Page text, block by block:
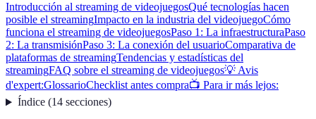
Introducción al streaming de videojuegosQué tecnologías hacen
posible el streamingImpacto en la industria del videojuegoCómo
funciona el streaming de videojuegosPaso 1: La infraestructuraPaso
2: La transmisiónPaso 3: La conexión del usuarioComparativa de
plataformas de streamingTendencias y estadísticas del
streamingFAQ sobre el streaming de videojuegos💡 Avis
d'expert:GlossarioChecklist antes compra📺 Para ir más lejos:
Índice(14 secciones)